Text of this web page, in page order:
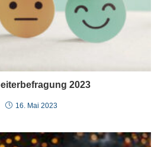
2023
16. Mai 2023